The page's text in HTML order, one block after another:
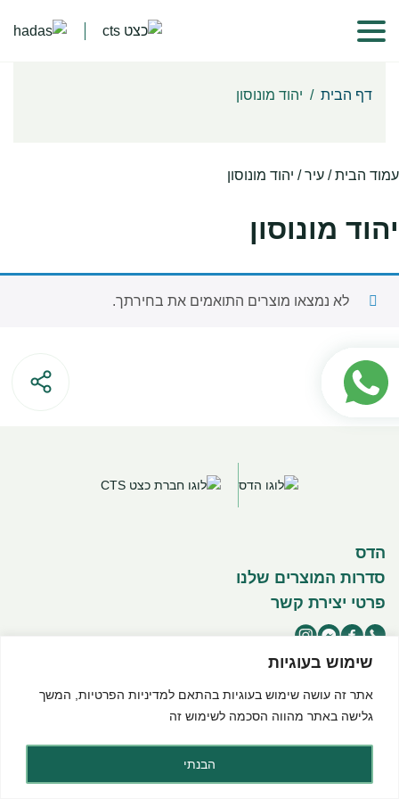
שימוש בעוגיות
אתר זה עושה שימוש בעוגיות בהתאם למדיניות הפרטיות , המשך
גלישה באתר מהווה הסכמה לשימוש זה
הבנתי
דף הבית / יהוד מונוסון
עמוד הבית/ עיר / יהוד מונוסון
יהוד מונוסון
לא נמצאו מוצרים התואמים את בחירתך.
הדס
סדרות המוצרים שלנו
פרטי יצירת קשר
©2025 כל הזכויות שמורות להדס מוצרים טבעיים
תנאי שימוש באתר
מדיניות פרטיות